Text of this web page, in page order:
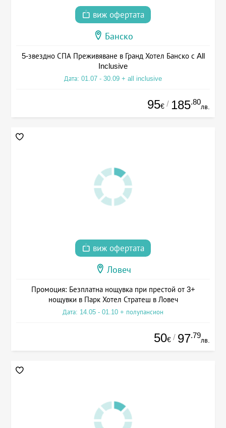
виж офертата
Банско
5-звездно СПА Преживяване в Гранд Хотел Банско с All
Inclusive
Дата: 01.07 - 30.09 + all inclusive
95€ / 185.80
лв.
виж офертата
Ловеч
Промоция: Безплатна нощувка при престой от 3+
нощувки в Парк Хотел Стратеш в Ловеч
Дата: 14.05 - 01.10 + полупансион
50€ / 97.79
лв.